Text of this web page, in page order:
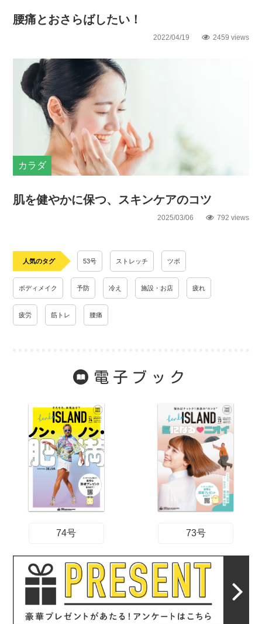
腰痛とおさらばしたい！
2022/04/19 2459 views
カラダ
肌を健やかに保つ、スキンケアのコツ
2025/03/06 792 views
人気のタグ 53号 ストレッチ ツボ
ボディメイク 予防 冷え 施設・お店 疲れ
疲労 筋トレ 腰痛
電子ブック
74号 73号